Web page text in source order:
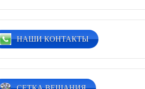
НАШИ КОНТАКТЫ